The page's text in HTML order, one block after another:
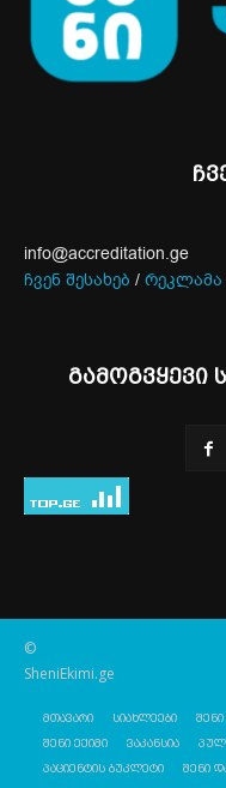
info@accreditation.ge
ჩვენ შესახებ / რეკლამა
გამოგვყევი
©
SheniEkimi.ge
მთავარი სიახლეები
შენი ექიმი
ვაკანსია
პაციენტის ბუკლეტი
შენი